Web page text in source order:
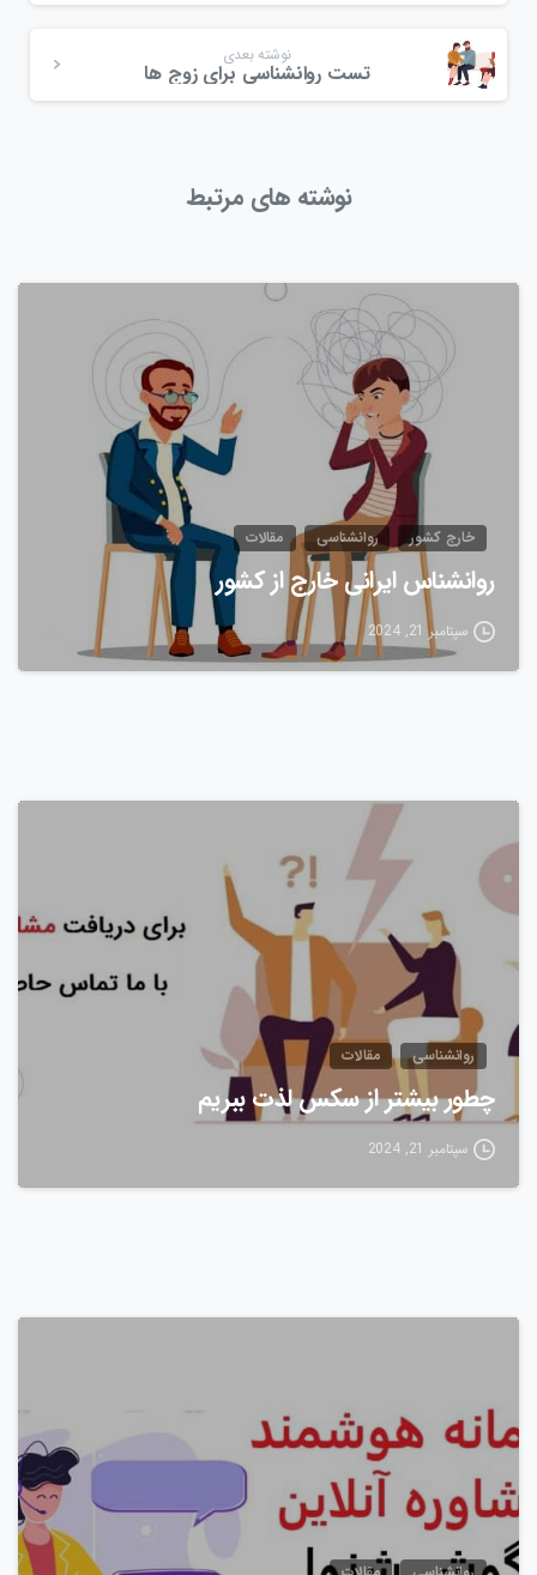
نوشته بعدی
تست روانشناسی برای زوج ها
نوشته های مرتبط
خارج کشور روانشناسی مقالات
روانشناس ایرانی خارج از کشور
سپتامبر 21, 2024
روانشناسی مقالات
چطور بیشتر از سکس لذت ببریم
سپتامبر 21, 2024